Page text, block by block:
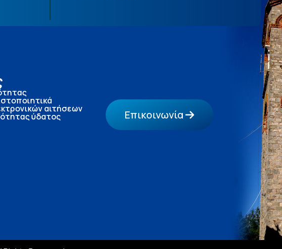
αιτήσεων
ύδατος Επικοινωνία